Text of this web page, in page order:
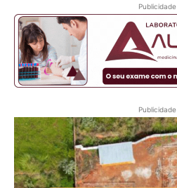
Publicidade
Publicidade